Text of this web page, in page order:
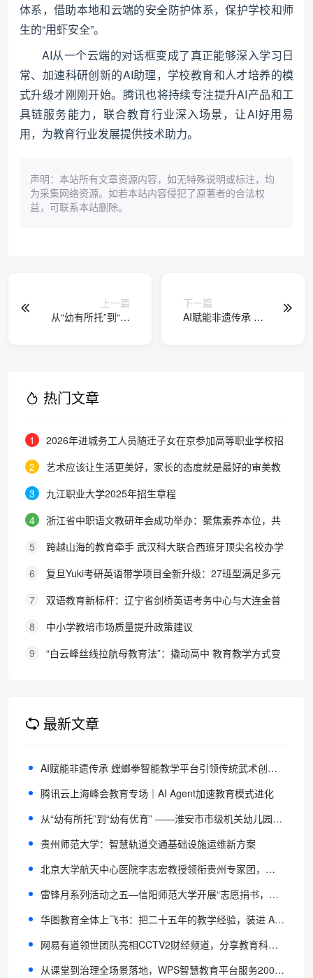
体系，借助本地和云端的安全防护体系，保护学校和师
生的“用虾安全”。
AI从一个云端的对话框变成了真正能够深入学习日
常、加速科研创新的AI助理，学校教育和人才培养的模
式升级才刚刚开始。腾讯也将持续专注提升AI产品和工
具链服务能力，联合教育行业深入场景，让AI好用易
用，为教育行业发展提供技术助力。
声明：本站所有文章资源内容，如无特殊说明或标注，均
为采集网络资源。如若本站内容侵犯了原著者的合法权
益，可联系本站删除。
上一篇
从“幼有所托”到“幼
下一篇
AI赋能非遗传承 螳
热门文章
1
2026年进城务工人员随迁子女在京参加高等职业学校招
生考试报名通知
2
艺术应该让生活更美好，家长的态度就是最好的审美教
育！
3
九江职业大学2025年招生章程
4
浙江省中职语文教研年会成功举办：聚焦素养本位，共
探职教语文教学新路径
5
跨越山海的教育牵手 武汉科大联合西班牙顶尖名校办学
院，首届新生入学
6
复旦Yuki考研英语带学项目全新升级：27班型满足多元
需求，协议保障助力考研梦想
7
双语教育新标杆：辽宁省剑桥英语考务中心与大连金普
新区华美双语学校签约剑桥英语体系教学示范学校
8
中小学教培市场质量提升政策建议
9
“白云峰丝线拉航母教育法”：撬动高中 教育教学方式变
最新文章
AI赋能非遗传承 螳螂拳智能教学平台引领传统武术创新传播
腾讯云上海峰会教育专场｜AI Agent加速教育模式进化
从“幼有所托”到“幼有优育” ——淮安市市级机关幼儿园（托育部）的内涵发展之路
贵州师范大学：智慧轨道交通基础设施运维新方案
北京大学航天中心医院李志宏教授领衔贵州专家团，于4月1-6日亲临贵阳六一儿童医院！
雷锋月系列活动之五—信阳师范大学开展“志愿捐书，书香同行” 科普书籍捐赠活动
华图教育全体上飞书：把二十五年的教学经验，装进 AI 的“智慧讲台”
网易有道领世团队亮相CCTV2财经频道，分享教育科技前沿
从课堂到治理全场景落地，WPS智慧教育平台服务2000万师生加速教育数智化转型